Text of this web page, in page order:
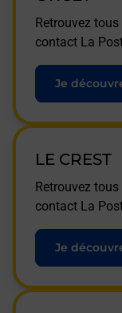
Retrouvez
contact La
Je
LE CREST
Retrouvez
contact La
Je